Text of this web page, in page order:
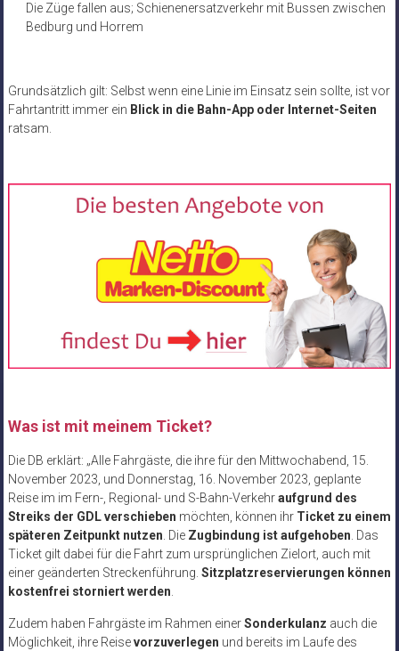
Die Züge fallen aus; Schienenersatzverkehr mit Bussen zwischen
Bedburg und Horrem
Grundsätzlich gilt: Selbst wenn eine Linie im Einsatz sein sollte, ist vor
Fahrtantritt immer ein Blick in die Bahn-App oder Internet-Seiten
ratsam.
Was ist mit meinem Ticket?
Die DB erklärt: „Alle Fahrgäste, die ihre für den Mittwochabend, 15.
November 2023, und Donnerstag, 16. November 2023, geplante
Reise im im Fern-, Regional- und S-Bahn-Verkehraufgrund des
Streiks der GDL verschieben möchten, können ihr Ticket zu einem
späteren Zeitpunkt nutzen . Die Zugbindung ist aufgehoben . Das
Ticket gilt dabei für die Fahrt zum ursprünglichen Zielort, auch mit
einer geänderten Streckenführung. Sitzplatzreservierungen können
kostenfrei storniert werden
Zudem haben Fahrgäste im Rahmen einerSonderkulanz auch die
Möglichkeit, ihre Reisevorzuverlegen und bereits im Laufe des